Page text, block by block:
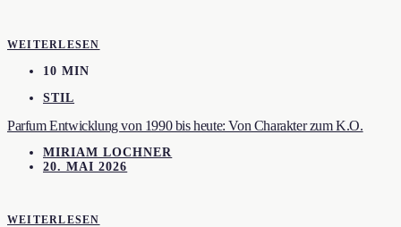
WEITERLESEN
10 MIN
STIL
Parfum Entwicklung von 1990 bis heute: Von Charakter zum K.O.
MIRIAM LOCHNER
20. MAI 2026
WEITERLESEN